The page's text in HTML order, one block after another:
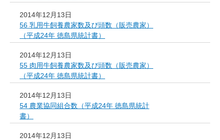
2014年12月13日
56 乳用牛飼養農家数及び頭数（販売農家）
（平成24年 徳島県統計書）
2014年12月13日
55 肉用牛飼養農家数及び頭数（販売農家）
（平成24年 徳島県統計書）
2014年12月13日
54 農業協同組合数（平成24年 徳島県統計
書）
2014年12月13日